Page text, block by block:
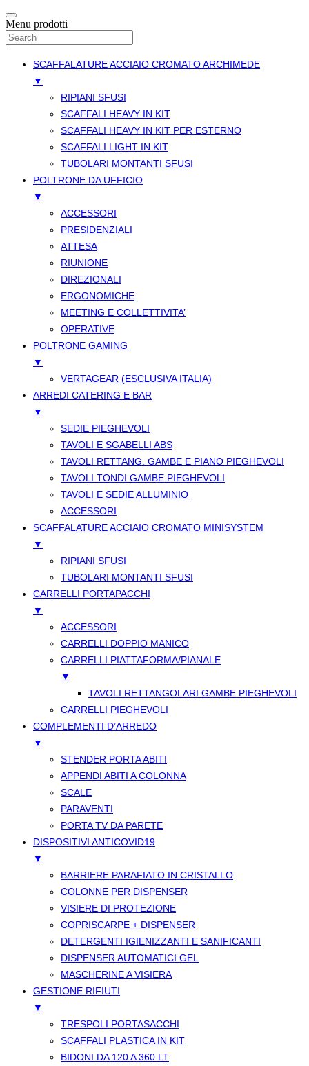
Menu prodotti
SCAFFALATURE ACCIAIO CROMATO ARCHIMEDE
▼
RIPIANI SFUSI
SCAFFALI HEAVY IN KIT
SCAFFALI HEAVY IN KIT PER ESTERNO
SCAFFALI LIGHT IN KIT
TUBOLARI MONTANTI SFUSI
POLTRONE DA UFFICIO
▼
ACCESSORI
PRESIDENZIALI
ATTESA
RIUNIONE
DIREZIONALI
ERGONOMICHE
MEETING E COLLETTIVITA’
OPERATIVE
POLTRONE GAMING
▼
VERTAGEAR (ESCLUSIVA ITALIA)
ARREDI CATERING E BAR
▼
SEDIE PIEGHEVOLI
TAVOLI E SGABELLI ABS
TAVOLI RETTANG. GAMBE E PIANO PIEGHEVOLI
TAVOLI TONDI GAMBE PIEGHEVOLI
TAVOLI E SEDIE ALLUMINIO
ACCESSORI
SCAFFALATURE ACCIAIO CROMATO MINISYSTEM
▼
RIPIANI SFUSI
TUBOLARI MONTANTI SFUSI
CARRELLI PORTAPACCHI
▼
ACCESSORI
CARRELLI DOPPIO MANICO
CARRELLI PIATTAFORMA/PIANALE
▼
TAVOLI RETTANGOLARI GAMBE PIEGHEVOLI
CARRELLI PIEGHEVOLI
COMPLEMENTI D’ARREDO
▼
STENDER PORTA ABITI
APPENDI ABITI A COLONNA
SCALE
PARAVENTI
PORTA TV DA PARETE
DISPOSITIVI ANTICOVID19
▼
BARRIERE PARAFIATO IN CRISTALLO
COLONNE PER DISPENSER
VISIERE DI PROTEZIONE
COPRISCARPE + DISPENSER
DETERGENTI IGIENIZZANTI E SANIFICANTI
DISPENSER AUTOMATICI GEL
MASCHERINE A VISIERA
GESTIONE RIFIUTI
▼
TRESPOLI PORTASACCHI
SCAFFALI PLASTICA IN KIT
BIDONI DA 120 A 360 LT